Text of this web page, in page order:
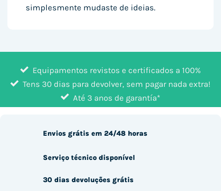
simplesmente mudaste de ideias.
Equipamentos revistos e certificados a 100%
Tens 30 dias para devolver, sem pagar nada extra!
Até 3 anos de garantía*
Envios grátis em 24/48 horas
Serviço técnico disponível
30 dias devoluções grátis